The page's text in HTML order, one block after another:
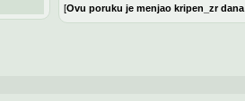
[Ovu poruku je menjao kripen_zr dana